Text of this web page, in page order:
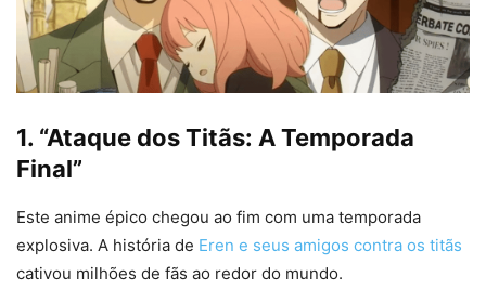
1. “Ataque dos Titãs: A Temporada
Final”
Este anime épico chegou ao fim com uma temporada
explosiva. A história de Eren e seus amigos contra os titãs
cativou milhões de fãs ao redor do mundo.